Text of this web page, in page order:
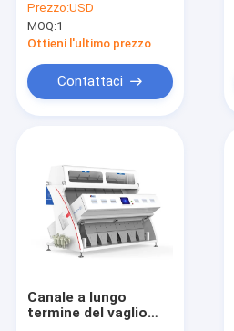
Prezzo:USD
MOQ:1
Ottieni l'ultimo prezzo
Contattaci
Canale a lungo
termine del vaglio